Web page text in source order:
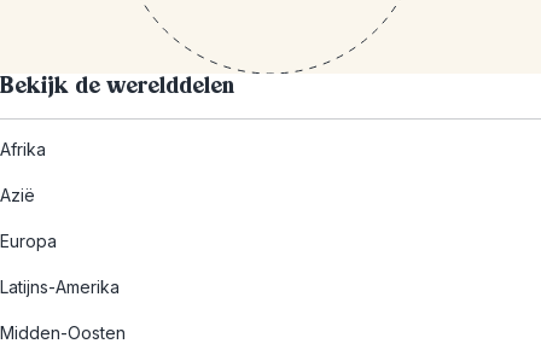
Bekijk de werelddelen
Afrika
Azië
Europa
Latijns-Amerika
Midden-Oosten